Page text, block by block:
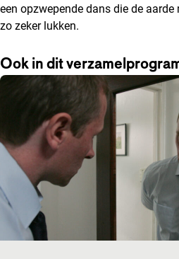
een opzwepende dans die de
zo zeker lukken.
Ook in dit